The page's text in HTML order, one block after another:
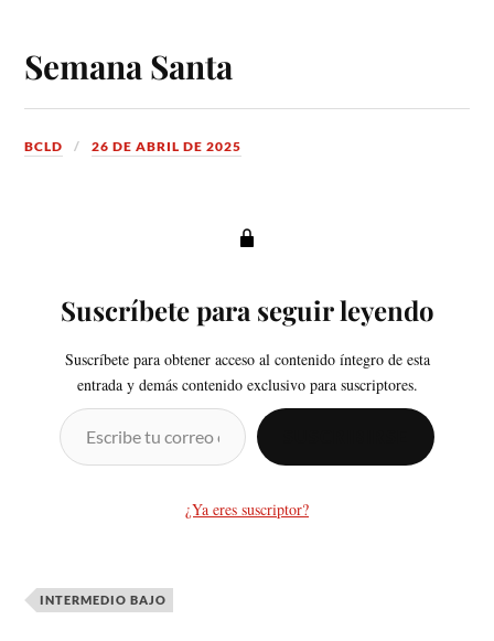
Semana Santa
BCLD 26 DE ABRIL DE 2025
Suscríbete para seguir leyendo
Suscríbete para obtener acceso al contenido íntegro de esta
entrada y demás contenido exclusivo para suscriptores.
¿Ya eres suscriptor?
INTERMEDIO BAJO